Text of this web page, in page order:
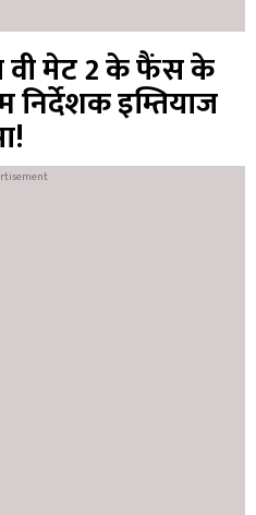
वी मेट 2 के फैंस के
इम्तियाज